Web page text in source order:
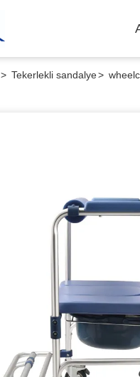
> Tekerlekli sandalye>